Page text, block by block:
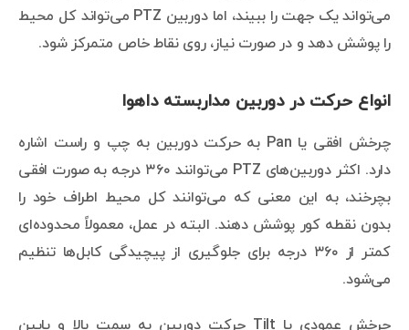
می‌تواند یک جهت را ببیند، اما دوربین PTZ می‌تواند کل محیط
را پوشش دهد و در صورت نیاز، روی نقاط خاص متمرکز شود.
انواع حرکت در دوربین مداربسته داهوا
چرخش افقی یا Pan به حرکت دوربین به چپ و راست اشاره
دارد. اکثر دوربین‌های PTZ می‌توانند ۳۶۰ درجه به صورت افقی
بچرخند، به این معنی که می‌توانند کل محیط اطراف خود را
بدون نقطه کور پوشش دهند. البته در عمل، معمولاً محدوده‌ای
کمتر از ۳۶۰ درجه برای جلوگیری از پیچیدگی کابل‌ها تنظیم
می‌شود.
چرخش عمودی یا Tilt حرکت دوربین به سمت بالا و پایین